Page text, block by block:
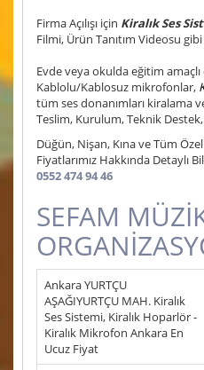
Firma Açılışı için Kiralık Ses
Filmi, Ürün Tanıtım Videosu
Evde veya okulda eğitim
Kablolu/Kablosuz mikrofonlar,
tüm ses donanımları kiralama
Teslim, Kurulum, Teknik
Düğün, Nişan, Kına ve Tüm
Fiyatlarımız Hakkında Detaylı
0552 474 94 46
SEFAM
Ankara YURTÇU
AŞAĞIYURTÇU MAH. Kiralık
Ses Sistemi, Kiralık Hoparlör -
Kiralık Mikrofon Ankara En
Ucuz Fiyat